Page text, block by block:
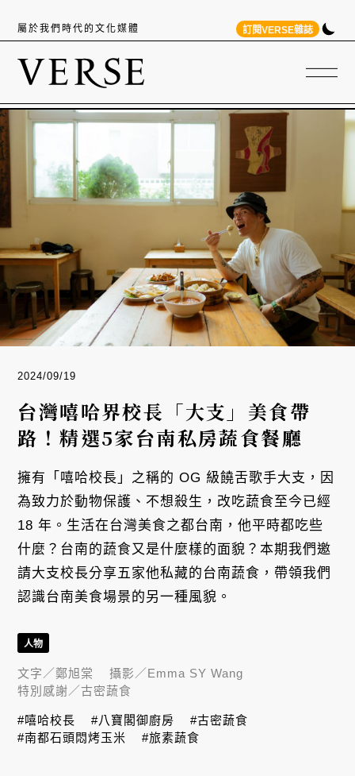
屬於我們時代的文化媒體 訂閱VERSE雜誌
2024/09/19
台灣嘻哈界校長「大支」美食帶
路！精選5家台南私房蔬食餐廳
擁有「嘻哈校長」之稱的 OG 級饒舌歌手大支，因
為致力於動物保護、不想殺生，改吃蔬食至今已經
18 年。生活在台灣美食之都台南，他平時都吃些
什麼？台南的蔬食又是什麼樣的面貌？本期我們邀
請大支校長分享五家他私藏的台南蔬食，帶領我們
認識台南美食場景的另一種風貌。
人物
文字／鄭旭棠 攝影／Emma SY Wang
特別感謝／古密蔬食
#嘻哈校長 #八寶閣御廚房
#古密蔬食
#南都石頭悶烤玉米
#旅素蔬食